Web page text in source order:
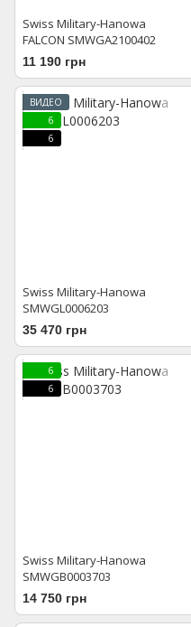
Swiss Military-Hanowa
FALCON SMWGA2100402
11 190 грн
ВИДЕО
6
6
Swiss Military-Hanowa
SMWGL0006203
35 470 грн
6
6
Swiss Military-Hanowa
SMWGB0003703
14 750 грн